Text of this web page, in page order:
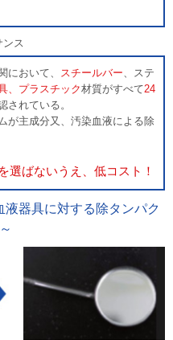
ンス
おいて、 スチールバー 、ステ
、プラスチック材質がすべて24
されている。
が主成分又、汚染血液による除
選ばないうえ、低コスト！
液器具に対する除タンパク